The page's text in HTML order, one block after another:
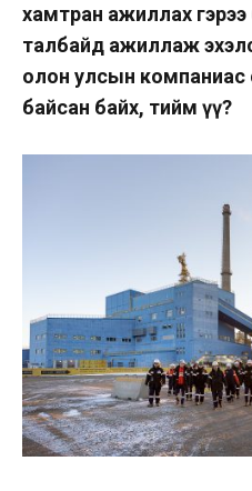
хамтран ажиллах гэрээ
талбайд ажиллаж
олон улсын компаниас
байсан байх, тийм үү?